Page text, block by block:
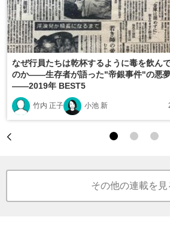
なぜ行員たちは乾杯するように毒を飲ん
のか――生存者が語った"帝銀事件"の悪
――2019年 BEST5
竹内 正子 小池 新
その他の連載を見